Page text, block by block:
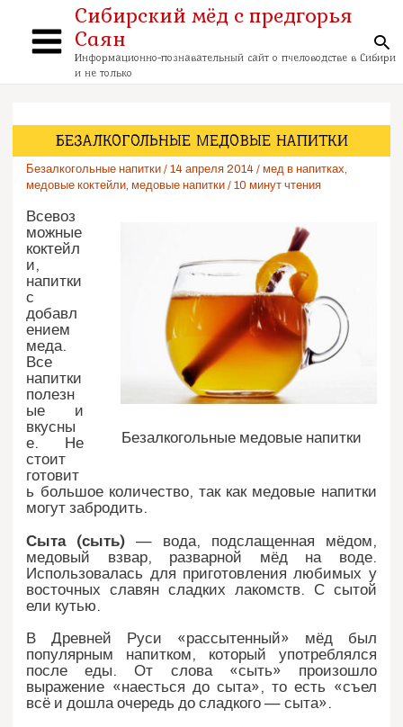
содержимому
Main
Сибирский мёд с предгорья
Саян
Информационно-познавательный сайт о пчеловодстве в Сибири
и не только
БЕЗАЛКОГОЛЬНЫЕ МЕДОВЫЕ НАПИТКИ
Безалкогольные напитки /14 апреля 2014 /мед в напитках
медовые коктейли ,медовые напитки /10 минут чтения
Безалкогольные медовые напитки
Всевоз
можные
коктейл
и,
напитки
с
добавл
ением
меда.
Все
напитки
полезн
ые и
вкусны
е. Не
стоит
готовит
ь большое количество, так как медовые напитки
могут забродить.
Сыта (сыть) — вода, подслащенная мёдом,
медовый взвар, разварной мёд на воде.
Использовалась для приготовления любимых у
восточных славян сладких лакомств. С сытой
ели кутью.
В Древней Руси «рассытенный» мёд был
популярным напитком, который употреблялся
после еды. От слова «сыть» произошло
выражение «наесться до сыта», то есть «съел
всё и дошла очередь до сладкого — сыта».